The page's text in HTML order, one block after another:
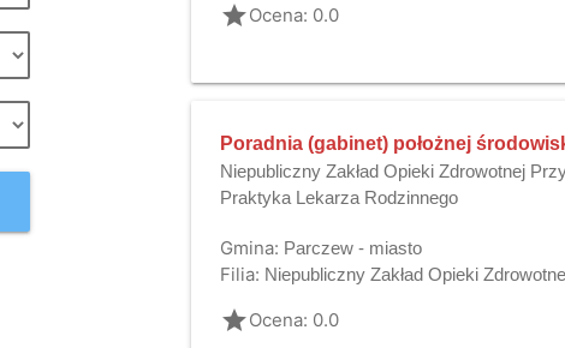
gradeOcena: 0.0
Poradnia (gabinet) położnej
Niepubliczny Zakład Opieki Zdrowotnej
Praktyka Lekarza Rodzinnego
Gmina: Parczew - miasto
Filia: Niepubliczny Zakład Opieki
gradeOcena: 0.0